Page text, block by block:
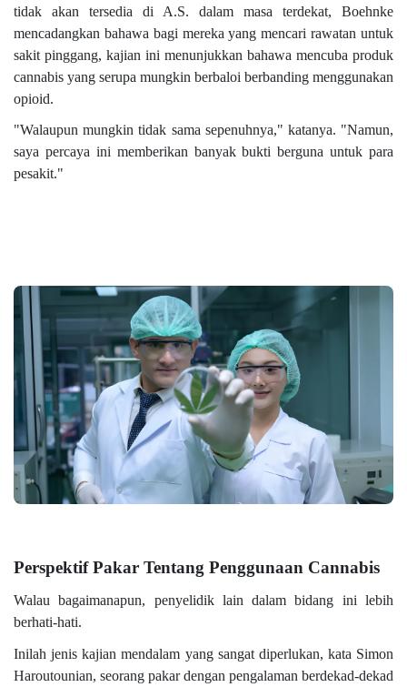
tidak akan tersedia di A.S. dalam masa terdekat, Boehnke
mencadangkan bahawa bagi mereka yang mencari rawatan untuk
sakit pinggang, kajian ini menunjukkan bahawa mencuba produk
cannabis yang serupa mungkin berbaloi berbanding menggunakan
opioid.
"Walaupun mungkin tidak sama sepenuhnya," katanya. "Namun,
saya percaya ini memberikan banyak bukti berguna untuk para
pesakit."
Perspektif Pakar Tentang Penggunaan Cannabis
Walau bagaimanapun, penyelidik lain dalam bidang ini lebih
berhati-hati.
Inilah jenis kajian mendalam yang sangat diperlukan, kata Simon
Haroutounian, seorang pakar dengan pengalaman berdekad-dekad